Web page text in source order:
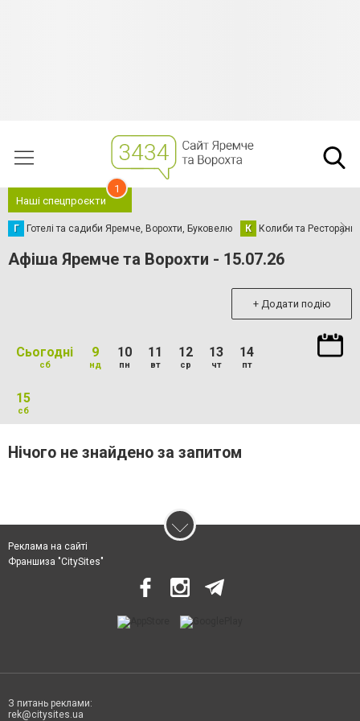
Наші спецпроєкти
1
Г Готелі та садиби Яремче, Ворохти, Буковелю К Колиби та Ресторани
Афіша Яремче та Ворохти - 15.07.26
+ Додати подію
Сьогодні
сб
9
нд
10
пн
11
вт
12
ср
13
чт
14
пт
15
сб
Нічого не знайдено за запитом
Реклама на сайті
Франшиза "CitySites"
З питань реклами:
rek@citysites.ua